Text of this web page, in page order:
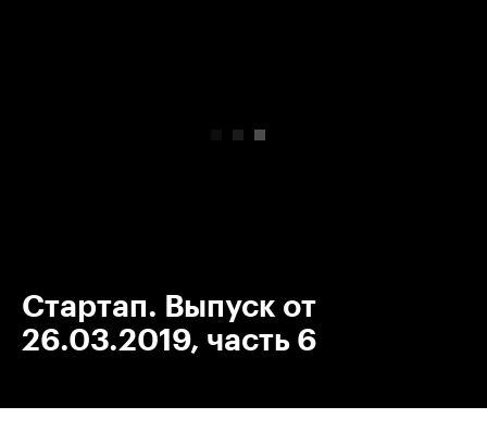
Стартап. Выпуск от
26.03.2019, часть 6